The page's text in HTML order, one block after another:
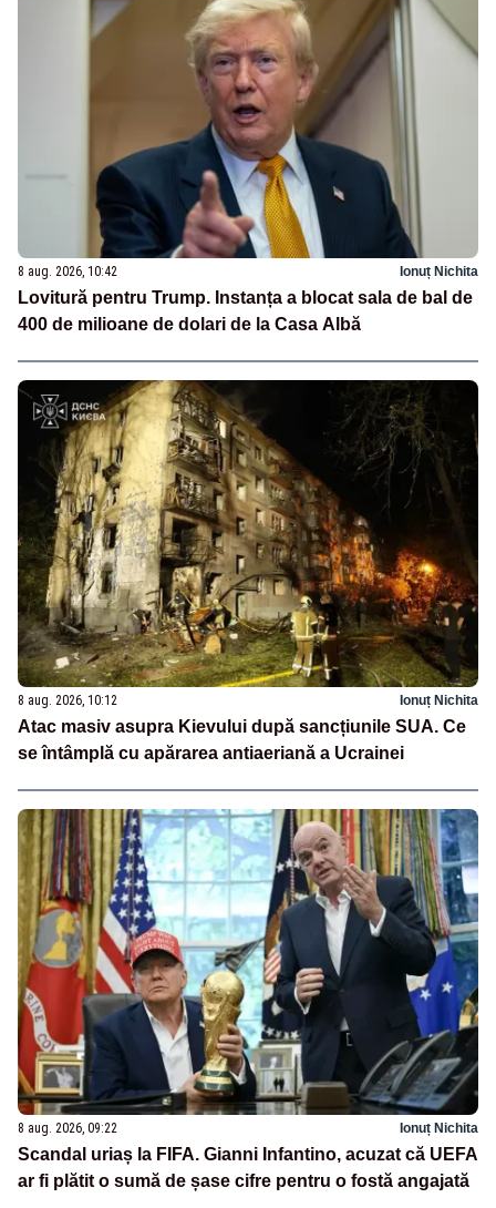
8 aug. 2026, 10:42 Ionuț Nichita
Lovitură pentru Trump. Instanța a blocat sala de bal de
400 de milioane de dolari de la Casa Albă
8 aug. 2026, 10:12 Ionuț Nichita
Atac masiv asupra Kievului după sancțiunile SUA. Ce
se întâmplă cu apărarea antiaeriană a Ucrainei
8 aug. 2026, 09:22 Ionuț Nichita
Scandal uriaș la FIFA. Gianni Infantino, acuzat că UEFA
ar fi plătit o sumă de șase cifre pentru o fostă angajată